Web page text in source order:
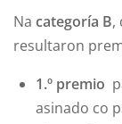
Na categoría B,
resultaron
1.º premio
asinado co